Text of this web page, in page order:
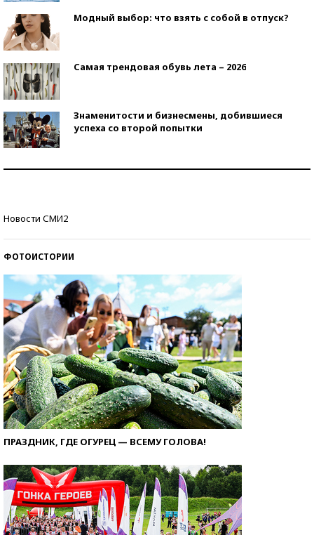
Модный выбор: что взять с собой в отпуск?
Самая трендовая обувь лета – 2026
Знаменитости и бизнесмены, добившиеся
успеха со второй попытки
Новости СМИ2
ФОТОИСТОРИИ
ПРАЗДНИК, ГДЕ ОГУРЕЦ — ВСЕМУ ГОЛОВА!